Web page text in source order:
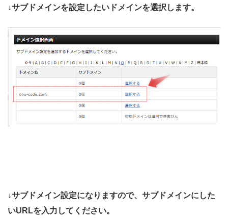
↓サブドメインを設定したいドメインを選択します。
↓サブドメイン設定になりますので、サブドメインにした
いURLを入力してください。